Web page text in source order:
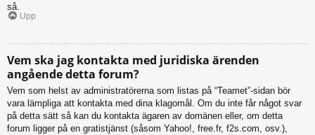
så.
Upp
Vem ska jag kontakta med juridiska ärenden
angående detta forum?
Vem som helst av administratörerna som listas på “Teamet”-sidan bör
vara lämpliga att kontakta med dina klagomål. Om du inte får något svar
på detta sätt så kan du kontakta ägaren av domänen eller, om detta
forum ligger på en gratistjänst (såsom Yahoo!, free.fr, f2s.com, osv.),